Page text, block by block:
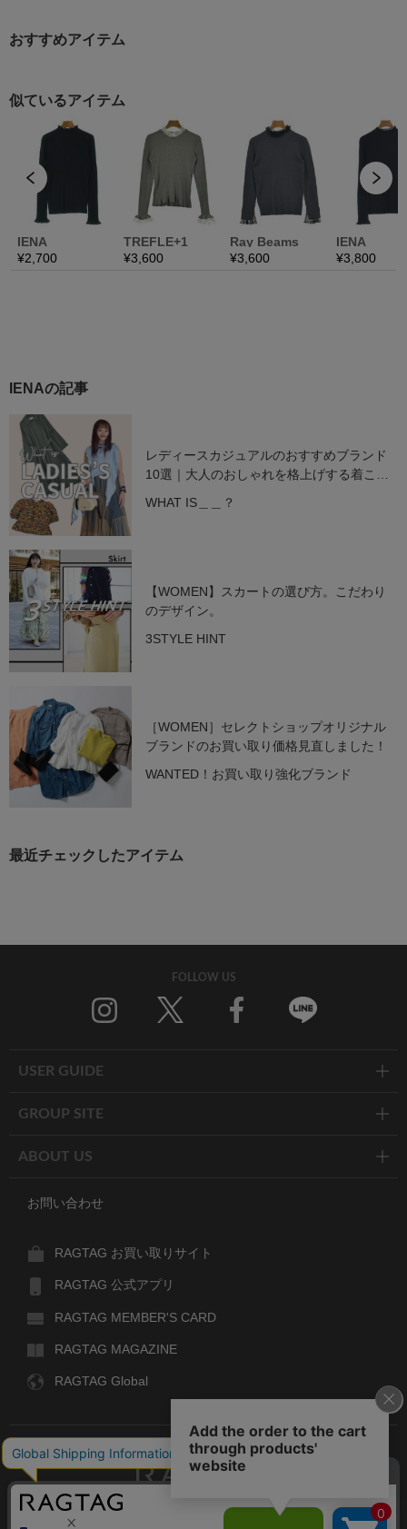
おすすめアイテム
IENAの記事
レディースカジュアルのおすすめブランド
10選｜大人のおしゃれを格上げする着こな
WHAT IS＿＿？
【WOMEN】スカートの選び方。こだわり
のデザイン。
3STYLE HINT
［WOMEN］セレクトショップオリジナル
ブランドのお買い取り価格見直しました！
WANTED！お買い取り強化ブランド
最近チェックしたアイテム
FOLLOW US
USER GUIDE
GROUP SITE
ABOUT US
お問い合わせ
RAGTAG お買い取りサイト
RAGTAG 公式アプリ
RAGTAG MEMBER'S CARD
RAGTAG MAGAZINE
RAGTAG Global
デザイナーズブランドのユーズド・セレクトショップ